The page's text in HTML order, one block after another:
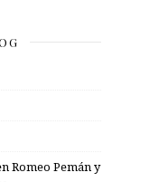
Romeo Pemán y